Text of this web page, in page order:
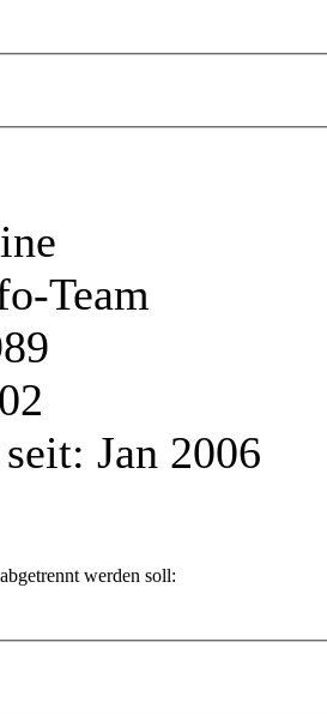
Team
Jan 2006
werden soll: